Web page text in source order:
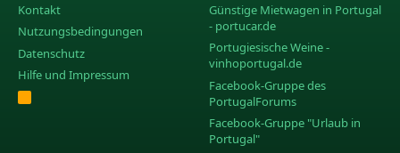
Kontakt
Nutzungsbedingungen
Datenschutz
Hilfe und Impressum
R
S
Günstige Mietwagen in Portugal
- portucar.de
Portugiesische Weine -
vinhoportugal.de
Facebook-Gruppe des
PortugalForums
Facebook-Gruppe "Urlaub in
Portugal"